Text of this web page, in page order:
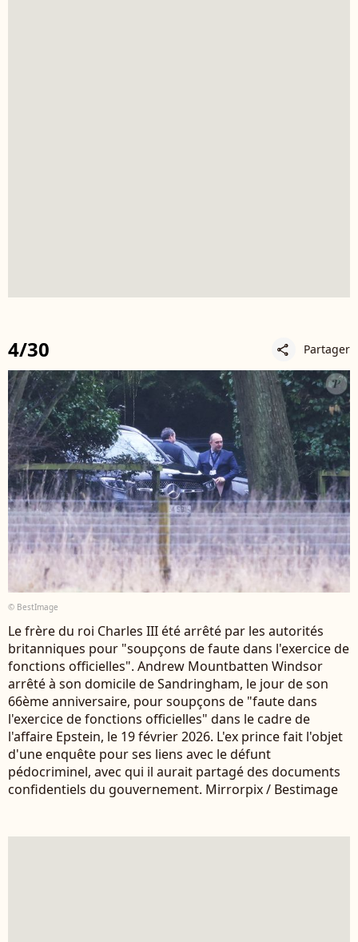
4/30 share Partager
© BestImage
Le frère du roi Charles III été arrêté par les autorités
britanniques pour "soupçons de faute dans l'exercice de
fonctions officielles". Andrew Mountbatten Windsor
arrêté à son domicile de Sandringham, le jour de son
66ème anniversaire, pour soupçons de "faute dans
l'exercice de fonctions officielles" dans le cadre de
l'affaire Epstein, le 19 février 2026. L'ex prince fait l'objet
d'une enquête pour ses liens avec le défunt
pédocriminel, avec qui il aurait partagé des documents
confidentiels du gouvernement. Mirrorpix / Bestimage